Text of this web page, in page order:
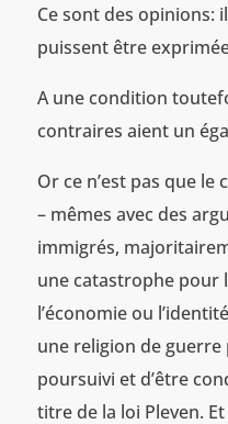
Ce sont des opinions:
puissent être
A une condition
contraires aient un
Or ce n’est pas que
– mêmes avec des
immigrés,
une catastrophe pour
l’économie ou
une religion de
poursuivi et d’être
titre de la loi Pleven.